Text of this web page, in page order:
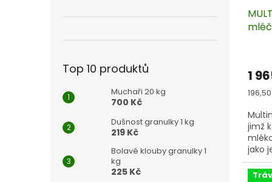
Top 10 produktů
Muchaři 20 kg
700 Kč
Dušnost granulky 1 kg
219 Kč
Bolavé klouby granulky 1
kg
225 Kč
1
Měrná
jimž
jako